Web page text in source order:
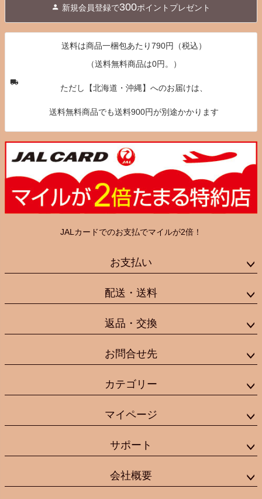
へ
新規会員登録で300ポイントプレゼント
送料は商品一梱包あたり790円（税込）
（送料無料商品は0円。）
ただし【北海道・沖縄】へのお届けは、
送料無料商品でも送料900円が別途かかります
JALカードでのお支払でマイルが2倍！
お支払い
配送・送料
返品・交換
お問合せ先
カテゴリー
マイページ
サポート
会社概要